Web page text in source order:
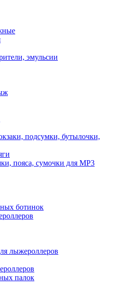
эмульсии
подсумки, бутылочки,
пояса, сумочки для MP3
ботинок
лыжероллеров
палок